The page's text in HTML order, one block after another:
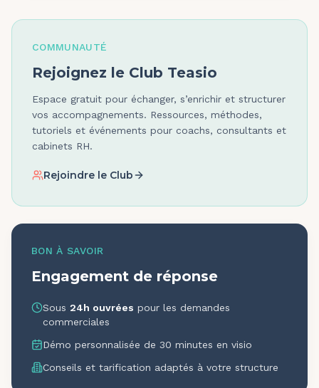
COMMUNAUTÉ
Rejoignez le Club Teasio
Espace gratuit pour échanger, s’enrichir et structurer
vos accompagnements. Ressources, méthodes,
tutoriels et événements pour coachs, consultants et
cabinets RH.
Rejoindre le Club
BON À SAVOIR
Engagement de réponse
Sous 24h ouvrées pour les demandes
commerciales
Démo personnalisée de 30 minutes en visio
Conseils et tarification adaptés à votre structure